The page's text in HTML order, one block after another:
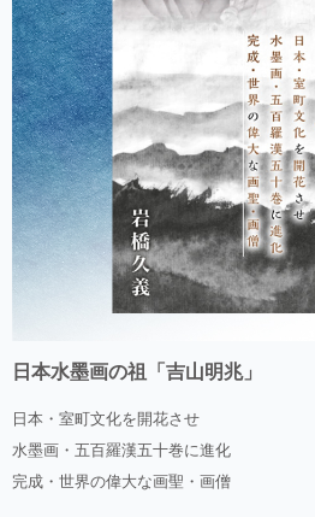
日本水墨画の祖「吉山明兆」
日本・室町文化を開花させ
水墨画・五百羅漢五十巻に進化
完成・世界の偉大な画聖・画僧